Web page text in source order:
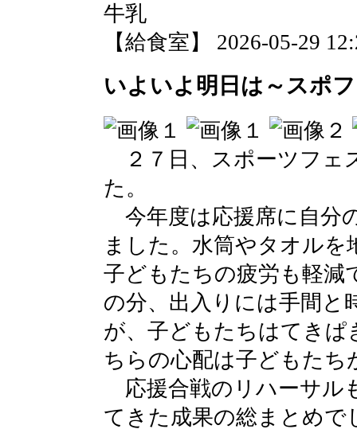
牛乳
【給食室】 2026-05-29
いよいよ明日は～スポ
２７日、スポーツフェ
た。
今年度は応援席に自分
ました。水筒やタオル
子どもたちの疲労も軽減
の分、出入りには手間と
が、子どもたちはてき
ちらの心配は子どもた
応援合戦のリハーサル
てきた成果の総まとめで